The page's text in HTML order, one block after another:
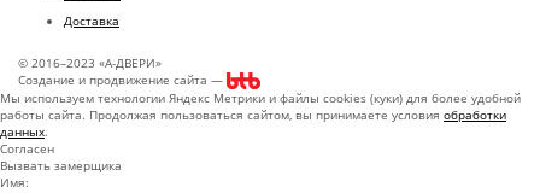
Доставка
© 2016–2023 «А-ДВЕРИ»
Создание и продвижение сайта —
Мы используем технологии Яндекс Метрики и файлы cookies (куки) для более удобной
работы сайта. Продолжая пользоваться сайтом, вы принимаете условия обработки
данных.
Согласен
Вызвать замерщика
Имя: